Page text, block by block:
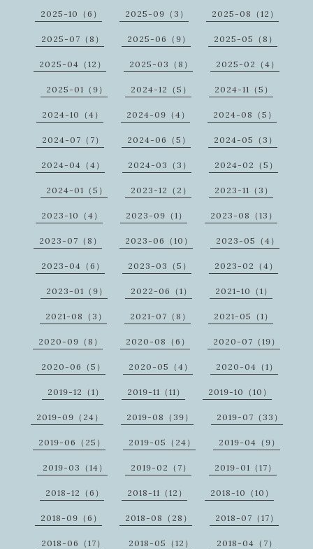
2025-10（6） 2025-09（3） 2025-08（12）
2025-07（8） 2025-06（9） 2025-05（8）
2025-04（12） 2025-03（8） 2025-02（4）
2025-01（9） 2024-12（5） 2024-11（5）
2024-10（4） 2024-09（4） 2024-08（5）
2024-07（7） 2024-06（5） 2024-05（3）
2024-04（4） 2024-03（3） 2024-02（5）
2024-01（5） 2023-12（2） 2023-11（3）
2023-10（4） 2023-09（1） 2023-08（13）
2023-07（8） 2023-06（10） 2023-05（4）
2023-04（6） 2023-03（5） 2023-02（4）
2023-01（9） 2022-06（1） 2021-10（1）
2021-08（3） 2021-07（8） 2021-05（1）
2020-09（8） 2020-08（6） 2020-07（19）
2020-06（5） 2020-05（4） 2020-04（1）
2019-12（1） 2019-11（11） 2019-10（10）
2019-09（24） 2019-08（39） 2019-07（33）
2019-06（25） 2019-05（24） 2019-04（9）
2019-03（14） 2019-02（7） 2019-01（17）
2018-12（6） 2018-11（12） 2018-10（10）
2018-09（6） 2018-08（28） 2018-07（17）
2018-06（17） 2018-05（12） 2018-04（7）